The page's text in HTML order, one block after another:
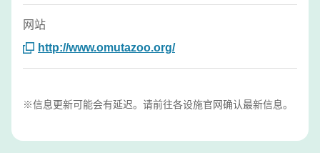
网站
http://www.omutazoo.org/
※信息更新可能会有延迟。请前往各设施官网确认最新信息。